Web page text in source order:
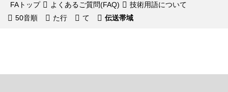
FAトップ よくあるご質問(FAQ)
技術用語について
50音順
た行 て 伝送帯域